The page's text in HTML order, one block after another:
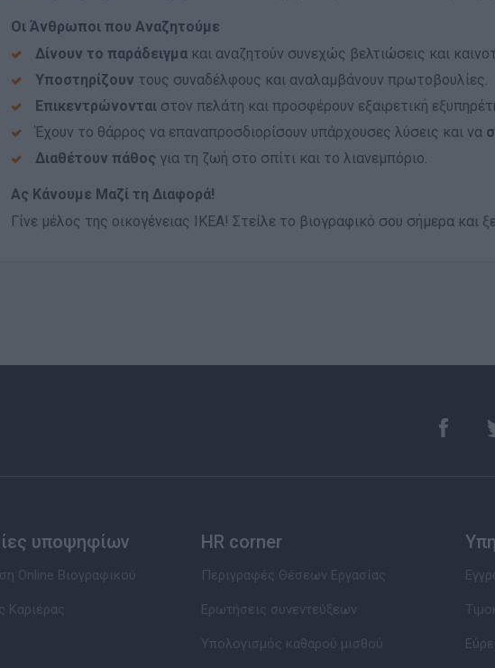
Οι Άνθρωποι που Αναζητούμε
Δίνουν το παράδειγμακαι αναζητούν συνεχώς βελτιώσεις και
Υποστηρίζουν τους συναδέλφους και αναλαμβάνουν πρωτοβουλίες.
Επικεντρώνονταιστον πελάτη και προσφέρουν εξαιρετική
Έχουν το θάρρος να επαναπροσδιορίσουν υπάρχουσες λύσεις και να
Διαθέτουν πάθος για τη ζωή στο σπίτι και το λιανεμπόριο.
Ας Κάνουμε Μαζί τη Διαφορά!
Γίνε μέλος της οικογένειας ΙΚΕΑ! Στείλε το βιογραφικό σου σήμερα και
υποψηφίων
Online Βιογραφικού
Καριέρας
HR corner
Περιγραφές Θέσεων Εργασίας
Ερωτήσεις συνεντεύξεων
Υπολογισμός καθαρού μισθού